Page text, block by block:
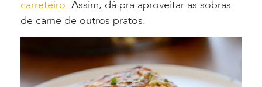
carreteiro. Assim, dá pra aproveitar as sobras
de carne de outros pratos.